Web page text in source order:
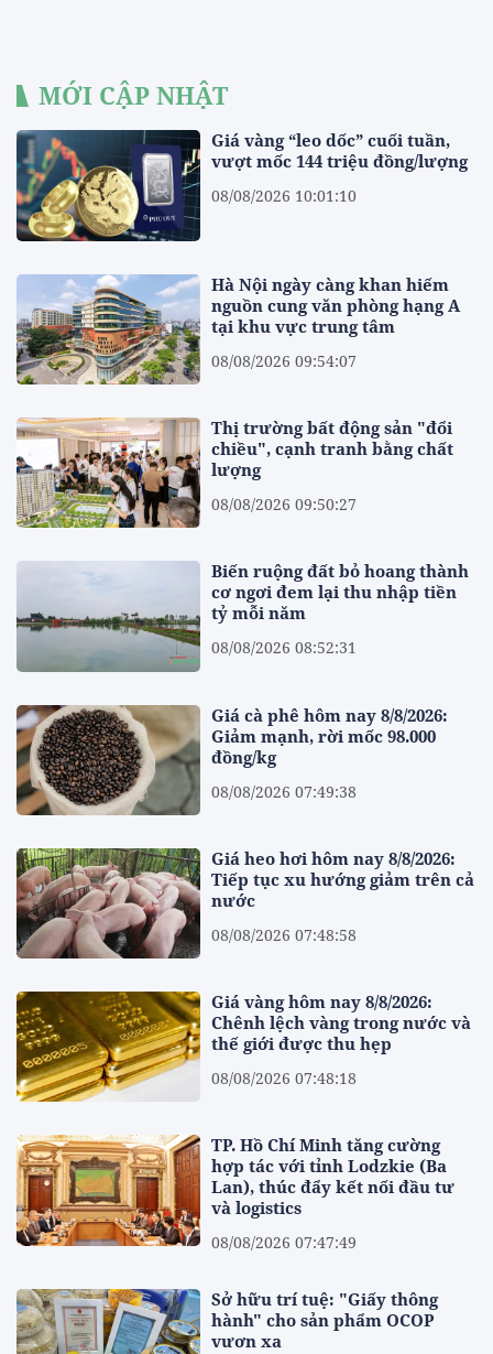
MỚI CẬP NHẬT
Giá vàng “leo dốc” cuối tuần,
vượt mốc 144 triệu đồng/lượng
08/08/2026 10:01:10
Hà Nội ngày càng khan hiếm
nguồn cung văn phòng hạng A
tại khu vực trung tâm
08/08/2026 09:54:07
Thị trường bất động sản "đổi
chiều", cạnh tranh bằng chất
lượng
08/08/2026 09:50:27
Biến ruộng đất bỏ hoang thành
cơ ngơi đem lại thu nhập tiền
tỷ mỗi năm
08/08/2026 08:52:31
Giá cà phê hôm nay 8/8/2026:
Giảm mạnh, rời mốc 98.000
đồng/kg
08/08/2026 07:49:38
Giá heo hơi hôm nay 8/8/2026:
Tiếp tục xu hướng giảm trên cả
nước
08/08/2026 07:48:58
Giá vàng hôm nay 8/8/2026:
Chênh lệch vàng trong nước và
thế giới được thu hẹp
08/08/2026 07:48:18
TP. Hồ Chí Minh tăng cường
hợp tác với tỉnh Lodzkie (Ba
Lan), thúc đẩy kết nối đầu tư
và logistics
08/08/2026 07:47:49
Sở hữu trí tuệ: "Giấy thông
hành" cho sản phẩm OCOP
vươn xa